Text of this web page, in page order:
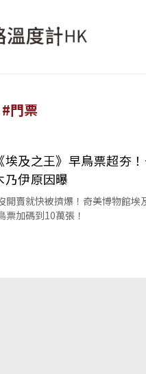
#門票
埃及之王》早鳥票超夯
乃伊原因曝
開賣就快被擠爆！奇美博物館埃
票加碼到10萬張！